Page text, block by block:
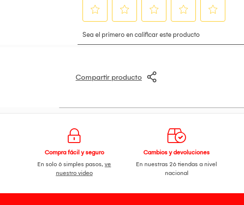
Compartir producto
Compra fácil y seguro
En solo 6 simples pasos,ve
nuestro video
Cambios y devoluciones
En nuestras 26 tiendas a nivel
nacional